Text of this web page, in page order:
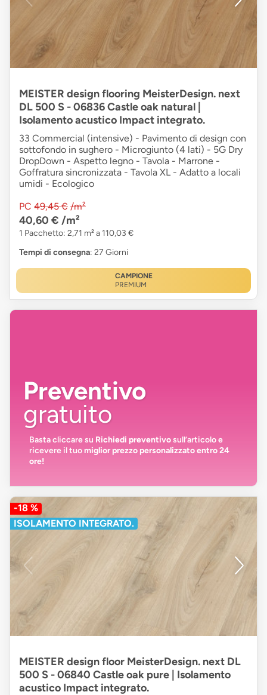
MEISTER design flooring MeisterDesign. next
DL 500 S - 06836 Castle oak natural |
Isolamento acustico Impact integrato.
33 Commercial (intensive) - Pavimento di design con
sottofondo in sughero - Microgiunto (4 lati) - 5G Dry
DropDown - Aspetto legno - Tavola - Marrone -
Goffratura sincronizzata - Tavola XL - Adatto a locali
umidi - Ecologico
PC 49,45 € /m²
40,60 € /m²
1 Pacchetto: 2,71 m² a 110,03 €
Tempi di consegna: 27 Giorni
CAMPIONE
PREMIUM
Preventivo
gratuito
Basta cliccare su Richiedi preventivosull’articolo e
ricevere il tuomiglior prezzo personalizzato entro 24
ore!
-18 %
ISOLAMENTO INTEGRATO.
MEISTER design floor MeisterDesign. next DL
500 S - 06840 Castle oak pure | Isolamento
acustico Impact integrato.